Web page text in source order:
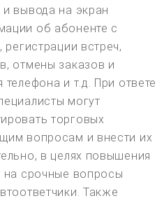
вывода на экран
об абоненте с
встреч,
отмены заказов и
и т.д. При ответе
могут
торговых
вопросам и внести их
в целях повышения
на срочные вопросы
Также